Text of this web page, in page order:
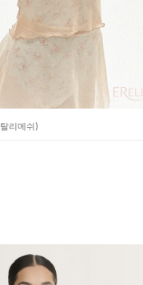
리메쉬)